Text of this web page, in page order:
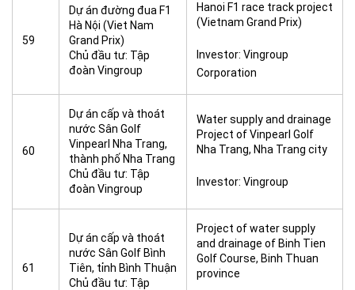
59
Dự án đường đua F1
Hà Nội (Viet Nam
Grand Prix)
Chủ đầu tư: Tập
đoàn Vingroup
Hanoi F1 race track project
(Vietnam Grand Prix)
Investor: Vingroup
Corporation
60
Dự án cấp và thoát
nước Sân Golf
Vinpearl Nha Trang,
thành phố Nha Trang
Chủ đầu tư: Tập
đoàn Vingroup
Water supply and drainage
Project of Vinpearl Golf
Nha Trang, Nha Trang city
Investor: Vingroup
61
Dự án cấp và thoát
nước Sân Golf Bình
Tiên, tỉnh Bình Thuận
Chủ đầu tư: Tập
Project of water supply
and drainage of Binh Tien
Golf Course, Binh Thuan
province